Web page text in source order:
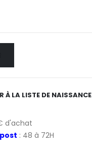
À LA LISTE DE NAISSANCE
d'achat
: 48 à 72H